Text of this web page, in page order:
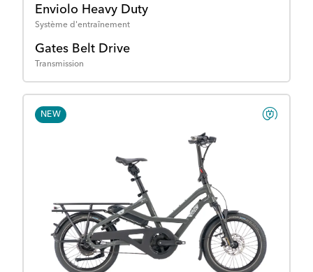
Enviolo Heavy Duty
Système d'entraînement
Gates Belt Drive
Transmission
NEW